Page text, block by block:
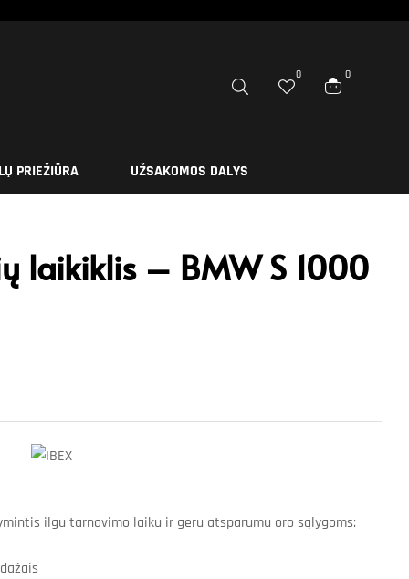
0 0
PRIEŽIŪRA UŽSAKOMOS DALYS
laikiklis – BMW S 1000
ilgu tarnavimo laiku ir geru atsparumu oro sąlygoms: